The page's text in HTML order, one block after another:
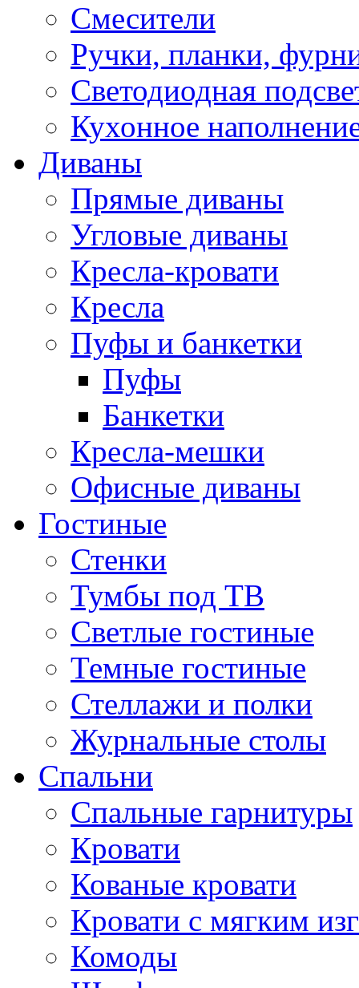
Смесители
Ручки, планки,
Светодиодная
Кухонное
Диваны
Прямые диваны
Угловые диваны
Кресла-кровати
Кресла
Пуфы и банкетки
Пуфы
Банкетки
Кресла-мешки
Офисные диваны
Гостиные
Стенки
Тумбы под ТВ
Светлые гостиные
Темные гостиные
Стеллажи и полки
Журнальные столы
Спальни
Спальные гарнитуры
Кровати
Кованые кровати
Кровати с мягким
Комоды